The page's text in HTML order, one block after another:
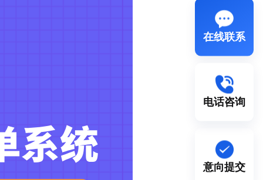
在线联系
电话咨询
意向提交